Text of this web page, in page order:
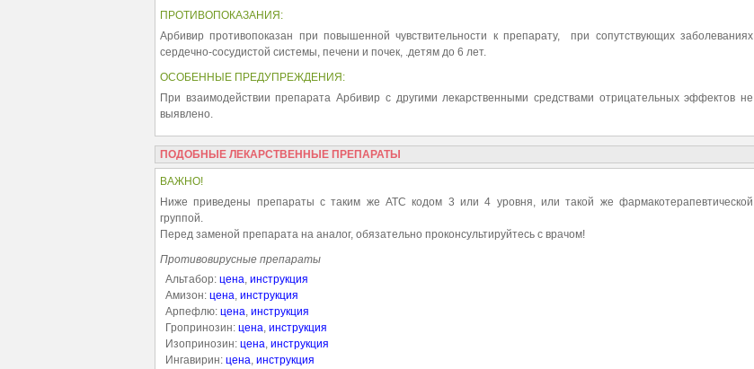
ПРОТИВОПОКАЗАНИЯ:
Арбивир противопоказан при повышенной чувствительности к препарату, при сопутствующих заболеваниях
сердечно-сосудистой системы, печени и почек, .детям до 6 лет.
ОСОБЕННЫЕ ПРЕДУПРЕЖДЕНИЯ:
При взаимодействии препарата Арбивир с другими лекарственными средствами отрицательных эффектов не
выявлено.
ПОДОБНЫЕ ЛЕКАРСТВЕННЫЕ ПРЕПАРАТЫ
ВАЖНО!
Ниже приведены препараты с таким же АТС кодом 3 или 4 уровня, или такой же фармакотерапевтической
группой.
Перед заменой препарата на аналог, обязательно проконсультируйтесь с врачом!
Противовирусные препараты
Альтабор: цена, инструкция
Амизон: цена, инструкция
Арпефлю: цена, инструкция
Гропринозин: цена, инструкция
Изопринозин: цена, инструкция
Ингавирин: цена, инструкция